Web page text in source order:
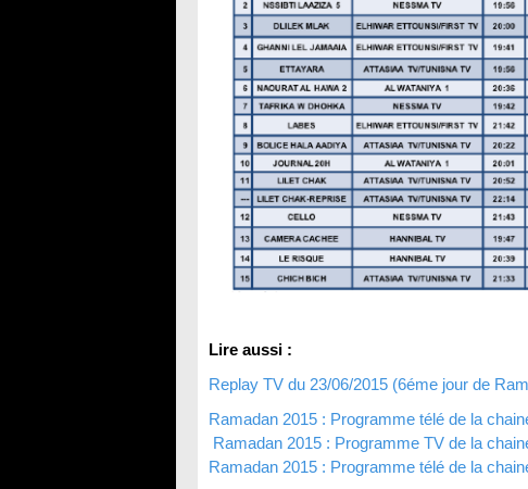
Lire aussi :
Replay TV du 23/06/2015 (6éme jour de
Ramadan 2015 : Programme télé de la
Ramadan 2015 : Programme TV de la
Ramadan 2015 : Programme télé de la